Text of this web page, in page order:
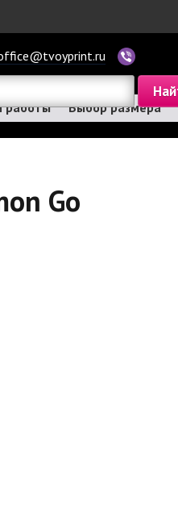
работы Выбор размера
Go